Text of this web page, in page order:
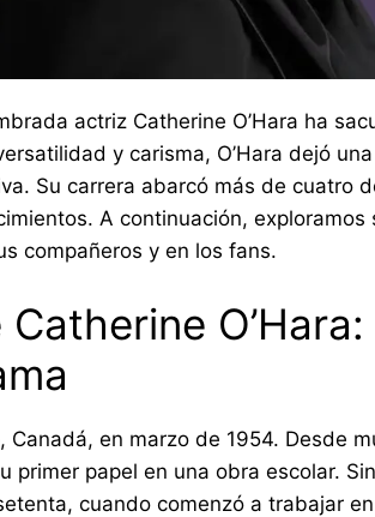
actriz Catherine O’Hara ha
y carisma, O’Hara dejó
Su carrera abarcó más de cuatro
A continuación,
compañeros y en los fans.
Canadá, en marzo de 1954. Desde
primer papel en una obra escolar.
cuando comenzó a trabajar en